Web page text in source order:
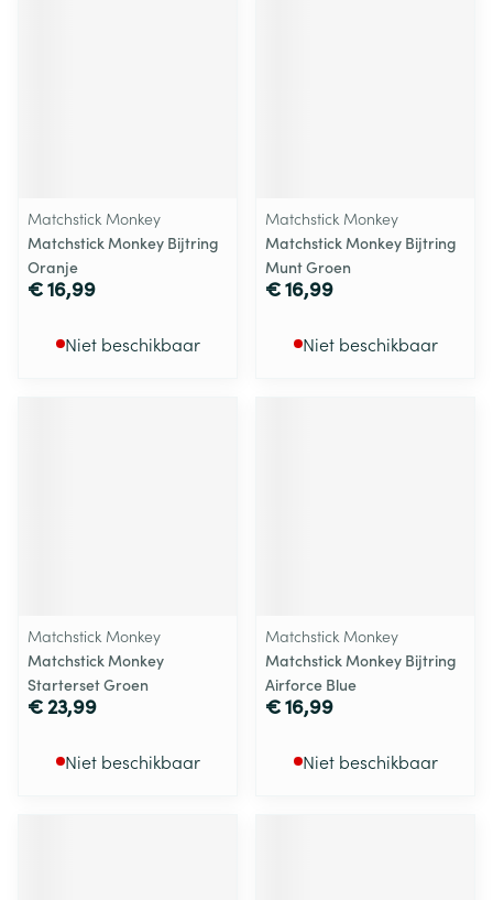
Matchstick Monkey
Matchstick Monkey Bijtring
Oranje
€ 16,99
Niet beschikbaar
Matchstick Monkey
Matchstick Monkey Bijtring
Munt Groen
€ 16,99
Niet beschikbaar
Matchstick Monkey
Matchstick Monkey
Starterset Groen
€ 23,99
Niet beschikbaar
Matchstick Monkey
Matchstick Monkey Bijtring
Airforce Blue
€ 16,99
Niet beschikbaar